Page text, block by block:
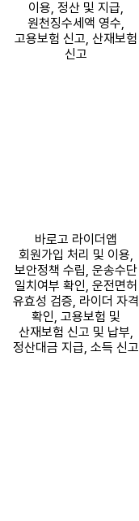
이용, 정산 및 지급,
원천징수세액 영수,
고용보험 신고, 산재보험
신고
바로고 라이더앱
회원가입 처리 및 이용,
보안정책 수립, 운송수단
일치여부 확인, 운전면허
유효성 검증, 라이더 자격
확인, 고용보험 및
산재보험 신고 및 납부,
정산대금 지급, 소득 신고